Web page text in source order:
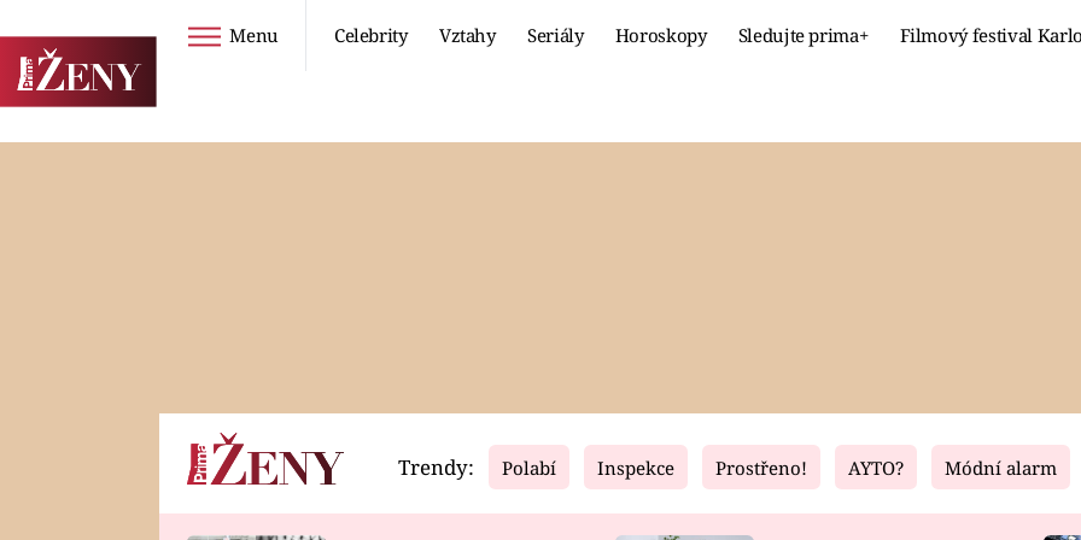
Menu Celebrity Vztahy Seriály Horoskopy Sledujte prima+ Filmový festival
Horoskopy Video Fresh Living
Trendy: Polabí Inspekce Prostřeno! AYTO? Módní alarm